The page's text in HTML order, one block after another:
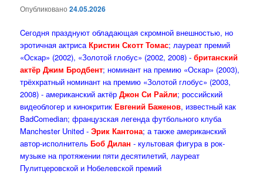
Опубликовано24.05.2026
Cегодня празднуют обладающая скромной внешностью, но
эротичная актрисаКристин Скотт Томас; лауреат премий
«Оскар» (2002), «Золотой глобус» (2002, 2008) -британский
актёр Джим Бродбент; номинант на премию «Оскар» (2003),
трёхкратный номинант на премию «Золотой глобус» (2003,
2008) - американский актёрДжон Си Райли; российский
видеоблогер и кинокритикЕвгений Баженов, известный как
BadComedian; французская легенда футбольного клуба
Manchester United -Эрик Кантона; а также американский
автор-исполнитель Боб Дилан - культовая фигура в рок-
музыке на протяжении пяти десятилетий, лауреат
Пулитцеровской и Нобелевской премий